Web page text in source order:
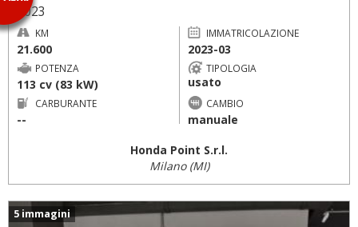
2023
KM
21.600
IMMATRICOLAZIONE
2023-03
POTENZA
113 cv (83 kW)
TIPOLOGIA
usato
CARBURANTE
--
CAMBIO
manuale
Honda Point S.r.l.
Milano (MI)
5 immagini